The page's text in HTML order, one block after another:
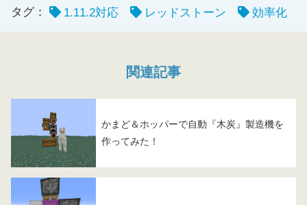
タグ：
1.11.2対応 レッドストーン 効率化
関連記事
かまど＆ホッパーで自動『木炭』製造機を
作ってみた！